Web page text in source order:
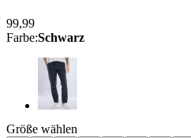
99,99
Farbe:Schwarz
Größe wählen